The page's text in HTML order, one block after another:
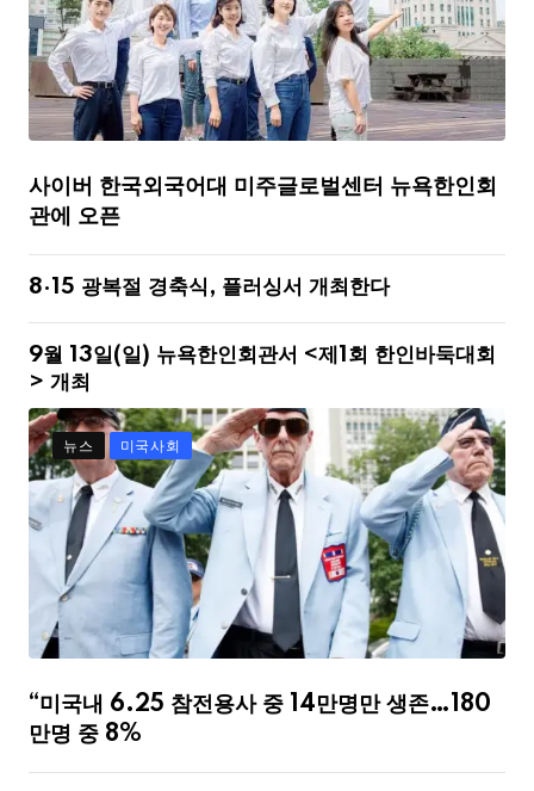
사이버 한국외국어대 미주글로벌센터 뉴욕한인회
관에 오픈
8·15 광복절 경축식, 플러싱서 개최한다
9월 13일(일) 뉴욕한인회관서 <제1회 한인바둑대회
> 개최
뉴스 미국사회
“미국내 6.25 참전용사 중 14만명만 생존…180
만명 중 8%